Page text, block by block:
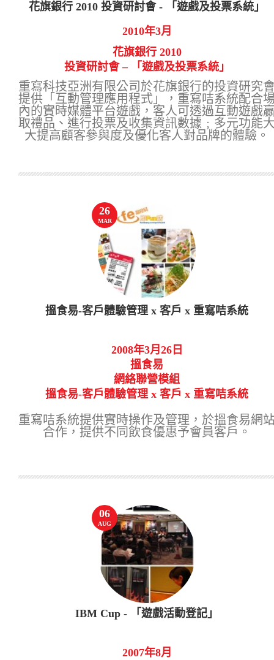
花旗銀行 2010 投資研討會 - 「遊戲及投票系統」
2010年3月
花旗銀行 2010
投資研討會 – 「遊戲及投票系統」
重寫科技亞洲有限公司於花旗銀行的投資研究
提供「互動管理應用程式」，重寫咭系統配合
內的實時媒體平台遊戲，客人可透過互動遊戲
取禮品、進行投票及收集資訊數據﹔多元功能
大提高顧客參與度及優化客人對品牌的體驗。
26
MAR
搵食易-客戶體驗管理 x 客戶 x 重寫咭系統
2008年3月26日
搵食易
網絡聯營模組
搵食易-客戶體驗管理 x 客戶 x 重寫咭系統
重寫咭系統提供實時操作及管理，於搵食易網
合作，提供不同飲食優惠予會員客戶。
06
AUG
IBM Cup - 「遊戲活動登記」
2007年8月